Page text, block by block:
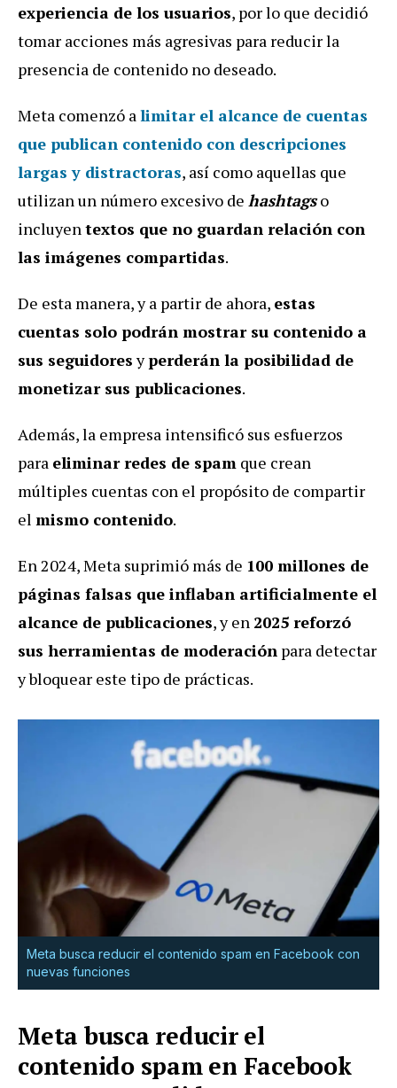
experiencia de los usuarios, por lo que decidió
tomar acciones más agresivas para reducir la
presencia de contenido no deseado.
Meta comenzó alimitar el alcance de cuentas
que publican contenido con descripciones
largas y distractoras, así como aquellas que
utilizan un número excesivo de hashtagso
incluyentextos que no guardan relación con
las imágenes compartidas.
De esta manera, y a partir de ahora, estas
cuentas solo podrán mostrar su contenido a
sus seguidoresyperderán la posibilidad de
monetizar sus publicaciones.
Además, la empresa intensificó sus esfuerzos
para eliminar redes de spam que crean
múltiples cuentas con el propósito de compartir
el mismo contenido.
En 2024, Meta suprimió más de 100 millones de
páginas falsas que inflaban artificialmente el
alcance de publicaciones, y en 2025 reforzó
sus herramientas de moderación para detectar
y bloquear este tipo de prácticas.
Meta busca reducir el contenido spam en Facebook con
nuevas funciones
Meta busca reducir el
contenido spam en Facebook